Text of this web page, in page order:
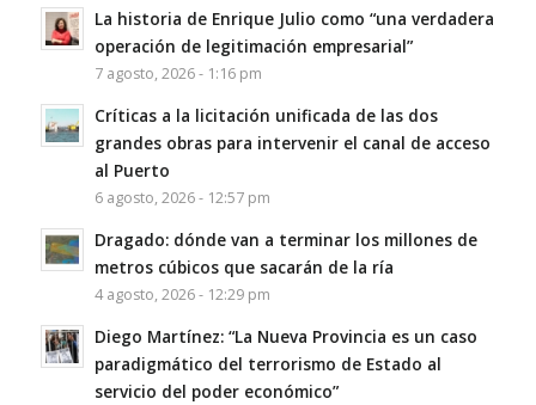
La historia de Enrique Julio como “una verdadera
operación de legitimación empresarial”
7 agosto, 2026 - 1:16 pm
Críticas a la licitación unificada de las dos
grandes obras para intervenir el canal de acceso
al Puerto
6 agosto, 2026 - 12:57 pm
Dragado: dónde van a terminar los millones de
metros cúbicos que sacarán de la ría
4 agosto, 2026 - 12:29 pm
Diego Martínez: “La Nueva Provincia es un caso
paradigmático del terrorismo de Estado al
servicio del poder económico”